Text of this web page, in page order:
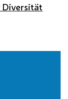
Diversität